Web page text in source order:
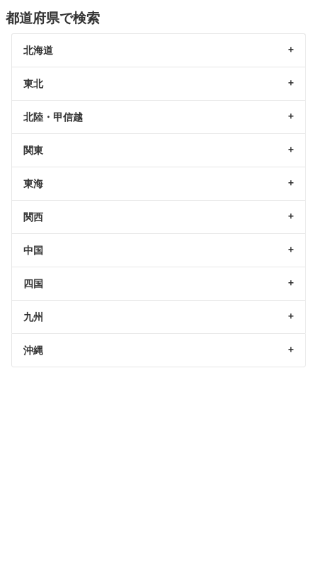
都道府県で検索
北海道
東北
北陸・甲信越
関東
東海
関西
中国
四国
九州
沖縄